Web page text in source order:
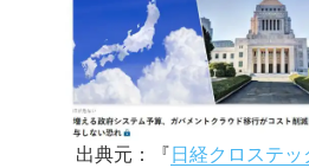
出典元：『 日経クロステ